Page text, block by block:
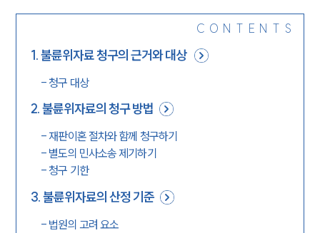
CONTENTS
1.불륜위자료 청구의 근거와 대상
-청구 대상
2.불륜위자료의 청구 방법
- 재판이혼 절차와 함께 청구하기
- 별도의 민사소송 제기하기
-청구 기한
3.불륜위자료의 산정 기준
- 법원의 고려 요소